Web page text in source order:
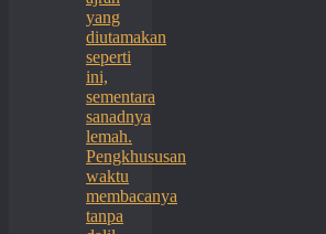
yang
diutamakan
seperti
ini,
sementara
sanadnya
lemah.
Pengkhususan
waktu
membacanya
tanpa